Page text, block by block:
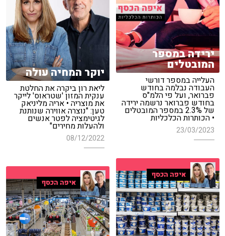
ירידה במספר
המובטלים
העלייה במספר דורשי
העבודה נבלמה בחודש
פברואר, ועל פי הלמ"ס
בחודש פברואר נרשמה ירידה
של 2.3% במספר המובטלים
• הכותרות הכלכליות
23/03/2023
יוקר המחיה עולה
ליאת רון ביקרה את החלטת
ענקית המזון 'שטראוס' לייקר
את מוצריה • אריה מליניאק
טען: "נוצרה אווירה שנותנת
לגיטימציה לפטר אנשים
ולהעלות מחירים"
08/12/2022
איפה הכסף
איפה הכסף